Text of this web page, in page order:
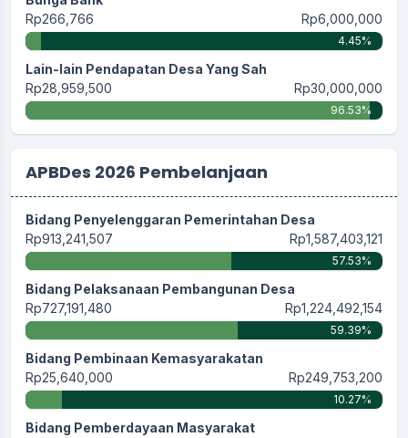
Rp266,766
Rp6,000,000
4.45%
Lain-lain Pendapatan Desa Yang Sah
Rp28,959,500
Rp30,000,000
96.53%
APBDes 2026 Pembelanjaan
Bidang Penyelenggaran Pemerintahan Desa
Rp913,241,507
Rp1,587,403,121
57.53%
Bidang Pelaksanaan Pembangunan Desa
Rp727,191,480
Rp1,224,492,154
59.39%
Bidang Pembinaan Kemasyarakatan
Rp25,640,000
Rp249,753,200
10.27%
Bidang Pemberdayaan Masyarakat